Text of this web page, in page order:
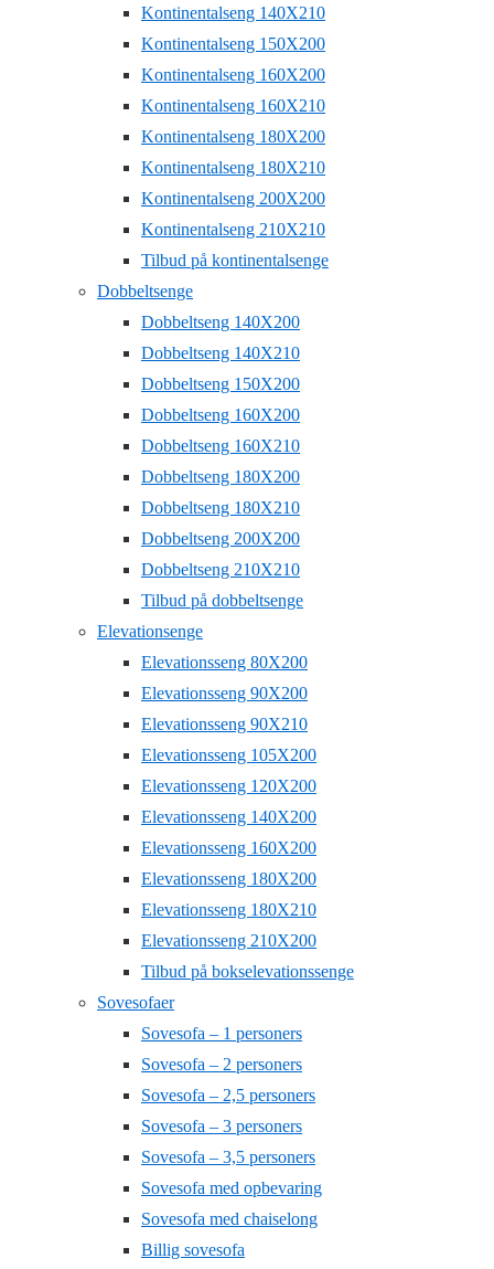
Kontinentalseng 140X210
Kontinentalseng 150X200
Kontinentalseng 160X200
Kontinentalseng 160X210
Kontinentalseng 180X200
Kontinentalseng 180X210
Kontinentalseng 200X200
Kontinentalseng 210X210
Tilbud på kontinentalsenge
Dobbeltsenge
Dobbeltseng 140X200
Dobbeltseng 140X210
Dobbeltseng 150X200
Dobbeltseng 160X200
Dobbeltseng 160X210
Dobbeltseng 180X200
Dobbeltseng 180X210
Dobbeltseng 200X200
Dobbeltseng 210X210
Tilbud på dobbeltsenge
Elevationsenge
Elevationsseng 80X200
Elevationsseng 90X200
Elevationsseng 90X210
Elevationsseng 105X200
Elevationsseng 120X200
Elevationsseng 140X200
Elevationsseng 160X200
Elevationsseng 180X200
Elevationsseng 180X210
Elevationsseng 210X200
Tilbud på bokselevationssenge
Sovesofaer
Sovesofa – 1 personers
Sovesofa – 2 personers
Sovesofa – 2,5 personers
Sovesofa – 3 personers
Sovesofa – 3,5 personers
Sovesofa med opbevaring
Sovesofa med chaiselong
Billig sovesofa